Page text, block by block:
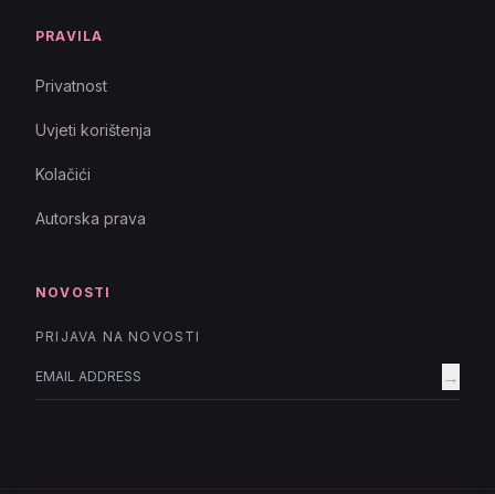
PRAVILA
Privatnost
Uvjeti korištenja
Kolačići
Autorska prava
NOVOSTI
PRIJAVA NA NOVOSTI
→